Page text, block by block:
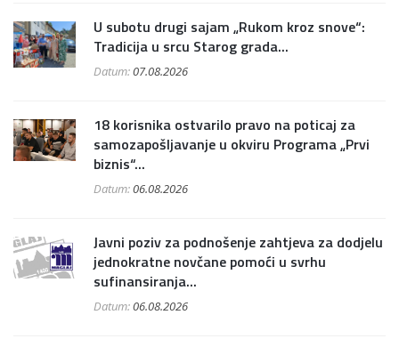
U subotu drugi sajam „Rukom kroz snove“:
Tradicija u srcu Starog grada...
Datum:07.08.2026
18 korisnika ostvarilo pravo na poticaj za
samozapošljavanje u okviru Programa „Prvi
biznis“...
Datum:06.08.2026
Javni poziv za podnošenje zahtjeva za dodjelu
jednokratne novčane pomoći u svrhu
sufinansiranja...
Datum:06.08.2026